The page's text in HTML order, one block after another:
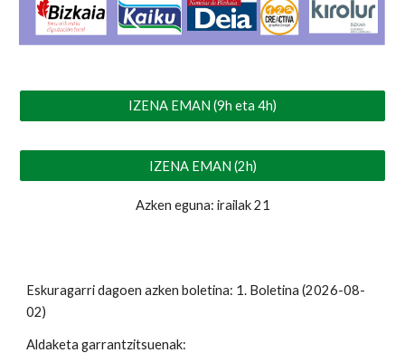
IZENA EMAN (9h eta 4h)
IZENA EMAN (2h)
Azken eguna: irailak 21
Eskuragarri dagoen azken boletina: 1. Boletina (2026-08-
02)
Aldaketa garrantzitsuenak: